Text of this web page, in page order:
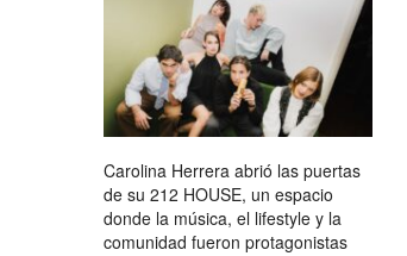
Carolina Herrera abrió las puertas
de su 212 HOUSE, un espacio
donde la música, el lifestyle y la
comunidad fueron protagonistas